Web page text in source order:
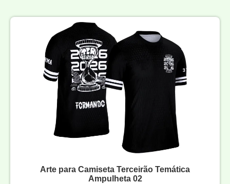
Arte para Camiseta Terceirão Temática
Ampulheta 02